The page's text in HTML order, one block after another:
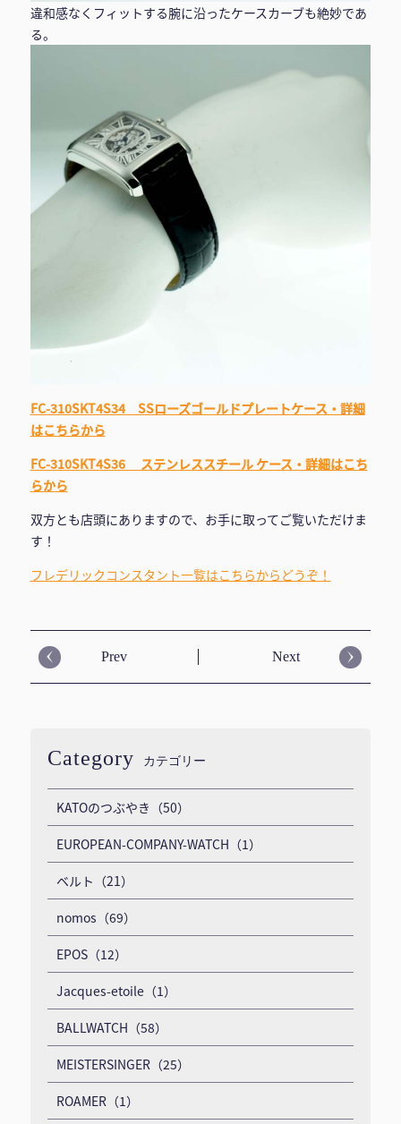
違和感なくフィットする腕に沿ったケースカーブも絶妙であ
る。
FC-310SKT4S34 SSローズゴールドプレートケース・詳細
はこちらから
FC-310SKT4S36 ステンレススチール ケース・詳細はこち
らから
双方とも店頭にありますので、お手に取ってご覧いただけま
す！
フレデリックコンスタント一覧はこちらからどうぞ！
Prev Next
Category カテゴリー
KATOのつぶやき（50）
EUROPEAN-COMPANY-WATCH（1）
ベルト（21）
nomos（69）
EPOS（12）
Jacques-etoile（1）
BALLWATCH（58）
MEISTERSINGER（25）
ROAMER（1）